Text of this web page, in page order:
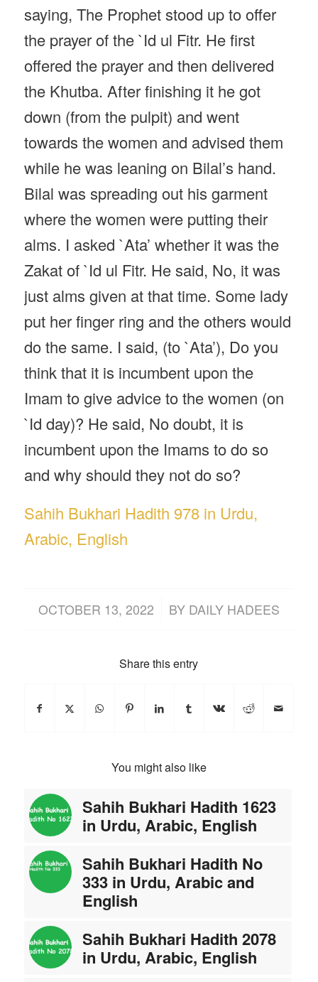
saying, The Prophet stood up to offer
the prayer of the `Id ul Fitr. He first
offered the prayer and then delivered
the Khutba. After finishing it he got
down (from the pulpit) and went
towards the women and advised them
while he was leaning on Bilal’s hand.
Bilal was spreading out his garment
where the women were putting their
alms. I asked `Ata’ whether it was the
Zakat of `Id ul Fitr. He said, No, it was
just alms given at that time. Some lady
put her finger ring and the others would
do the same. I said, (to `Ata’), Do you
think that it is incumbent upon the
Imam to give advice to the women (on
`Id day)? He said, No doubt, it is
incumbent upon the Imams to do so
and why should they not do so?
Sahih Bukhari Hadith 978 in Urdu,
Arabic, English
OCTOBER 13, 2022
/ BY DAILY HADEES
Share this entry
You might also like
Sahih Bukhari Hadith 1623
in Urdu, Arabic, English
Sahih Bukhari Hadith No
333 in Urdu, Arabic and
English
Sahih Bukhari Hadith 2078
in Urdu, Arabic, English